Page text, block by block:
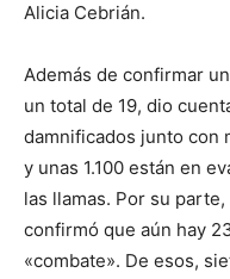
Alicia Cebrián.
Además de confirmar
un total de 19, dio
damnificados junto con
y unas 1.100 están en
las llamas. Por su
confirmó que aún hay
«combate». De esos,